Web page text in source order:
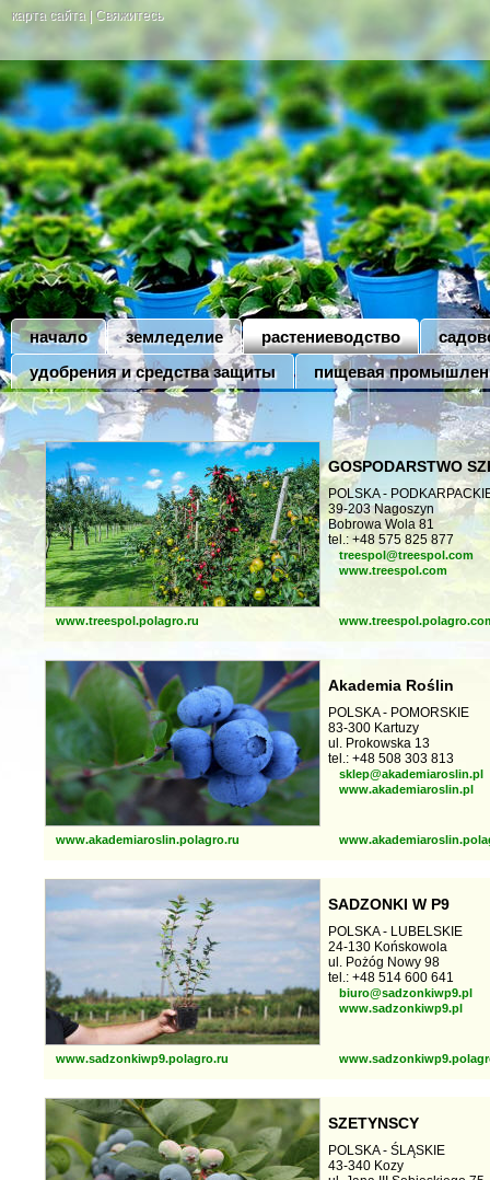
карта сайта | Свяжитесь
начало земледелие растениеводство
удобрения и средства защиты
пищевая
GOSPODARSTWO
POLSKA -
39-203 Nagoszyn
Bobrowa Wola 81
tel.: +48 575 825 877
treespol@treespol.com
www.treespol.com
www.treespol.polagro.ru
Akademia Roślin
POLSKA - POMORSKIE
83-300 Kartuzy
ul. Prokowska 13
tel.: +48 508 303 813
sklep@akademiaroslin.pl
www.akademiaroslin.pl
www.akademiaroslin.polagro.ru
SADZONKI W P9
POLSKA - LUBELSKIE
24-130 Końskowola
ul. Pożóg Nowy 98
tel.: +48 514 600 641
biuro@sadzonkiwp9.pl
www.sadzonkiwp9.pl
www.sadzonkiwp9.polagro.ru
SZETYNSCY
POLSKA - ŚLĄSKIE
43-340 Kozy